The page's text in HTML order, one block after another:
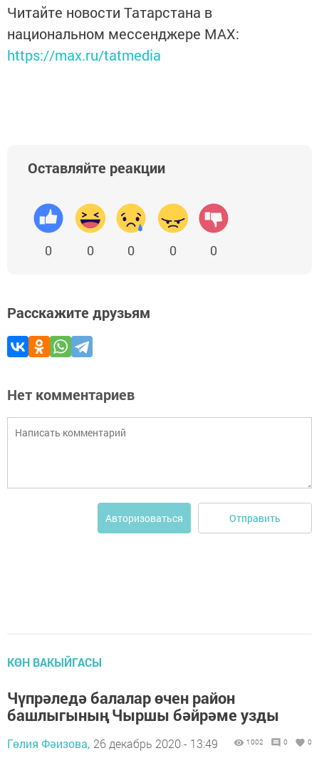
Читайте новости Татарстана в
национальном мессенджере MАХ:
https://max.ru/tatmedia
Оставляйте реакции
0 0 0 0 0
Расскажите друзьям
Нет комментариев
Авторизоваться Отправить
КӨН ВАКЫЙГАСЫ
Чүпрәледә балалар өчен район
башлыгының Чыршы бәйрәме узды
Гөлия Фәизова, 26 декабрь 2020 - 13:49 1002 0 0